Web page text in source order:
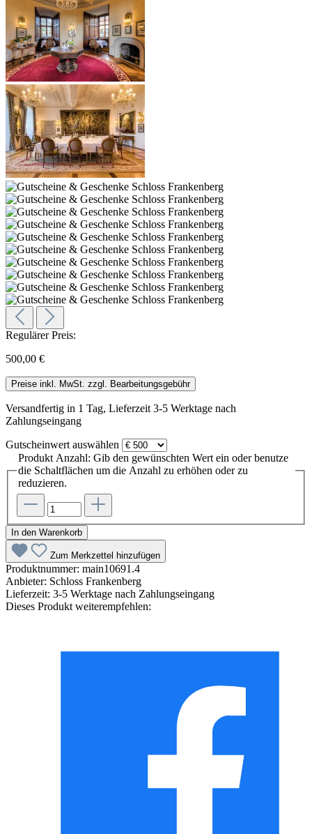
Regulärer Preis:
500,00 €
Preise inkl. MwSt. zzgl. Bearbeitungsgebühr
Versandfertig in 1 Tag, Lieferzeit 3-5 Werktage nach
Zahlungseingang
Gutscheinwert auswählen
Produkt Anzahl: Gib den gewünschten Wert ein oder benutze
die Schaltflächen um die Anzahl zu erhöhen oder zu
reduzieren.
In den Warenkorb
Zum Merkzettel hinzufügen
Produktnummer: main10691.4
Anbieter: Schloss Frankenberg
Lieferzeit: 3-5 Werktage nach Zahlungseingang
Dieses Produkt weiterempfehlen: